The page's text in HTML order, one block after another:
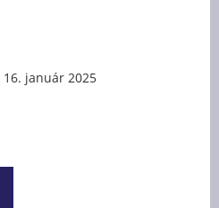
16. január 2025